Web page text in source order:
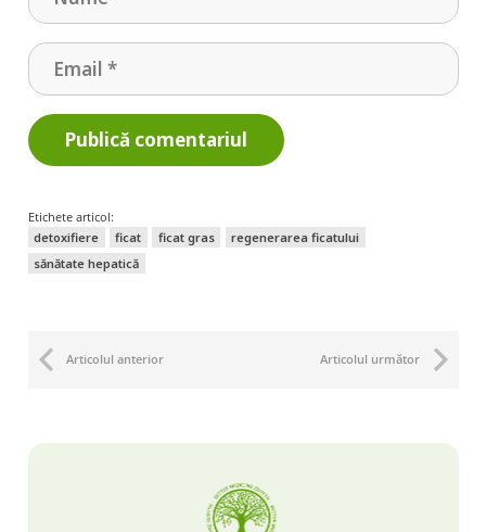
Publică comentariul
Etichete articol:
detoxifiere
ficat ficat gras
regenerarea ficatului
sănătate hepatică
Articolul anterior Articolul următor